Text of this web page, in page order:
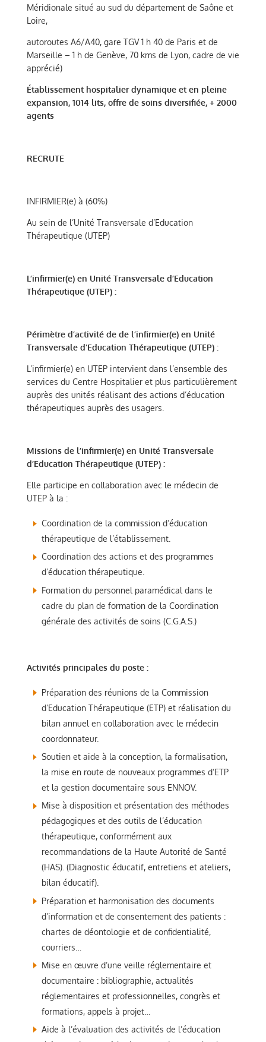
Méridionale situé au sud du département de Saône et
Loire,
autoroutes A6/A40, gare TGV 1 h 40 de Paris et de
Marseille – 1 h de Genève, 70 kms de Lyon, cadre de vie
apprécié)
Établissement hospitalier dynamique et en pleine
expansion, 1014 lits, offre de soins diversifiée, + 2000
agents
RECRUTE
INFIRMIER(e) à (60%)
Au sein de l’Unité Transversale d’Education
Thérapeutique (UTEP)
L’infirmier(e) en Unité Transversale d’Education
Thérapeutique (UTEP) :
Périmètre d’activité de de l’infirmier(e) en Unité
Transversale d’Education Thérapeutique (UTEP) :
L’infirmier(e) en UTEP intervient dans l’ensemble des
services du Centre Hospitalier et plus particulièrement
auprès des unités réalisant des actions d’éducation
thérapeutiques auprès des usagers.
Missions de l’infirmier(e) en Unité Transversale
d’Education Thérapeutique (UTEP) :
Elle participe en collaboration avec le médecin de
UTEP à la :
Coordination de la commission d’éducation
thérapeutique de l’établissement.
Coordination des actions et des programmes
d’éducation thérapeutique.
Formation du personnel paramédical dans le
cadre du plan de formation de la Coordination
générale des activités de soins (C.G.A.S.)
Activités principales du poste :
Préparation des réunions de la Commission
d’Education Thérapeutique (ETP) et réalisation du
bilan annuel en collaboration avec le médecin
coordonnateur.
Soutien et aide à la conception, la formalisation,
la mise en route de nouveaux programmes d’ETP
et la gestion documentaire sous ENNOV.
Mise à disposition et présentation des méthodes
pédagogiques et des outils de l’éducation
thérapeutique, conformément aux
recommandations de la Haute Autorité de Santé
(HAS). (Diagnostic éducatif, entretiens et ateliers,
bilan éducatif).
Préparation et harmonisation des documents
d’information et de consentement des patients :
chartes de déontologie et de confidentialité,
courriers…
Mise en œuvre d’une veille réglementaire et
documentaire : bibliographie, actualités
réglementaires et professionnelles, congrès et
formations, appels à projet…
Aide à l’évaluation des activités de l’éducation